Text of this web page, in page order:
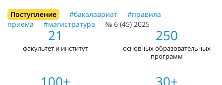
Поступление #бакалавриат
#правила
приема
#магистратура № 6 (45) 2025
21
факультет и институт
250
основных образовательных
программ